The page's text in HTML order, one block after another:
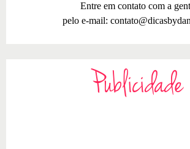
Entre em contato com a
pelo e-mail:
Publicidade